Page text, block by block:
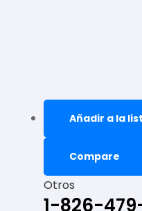
Añadir a la
Compare
Otros
1-826-479-